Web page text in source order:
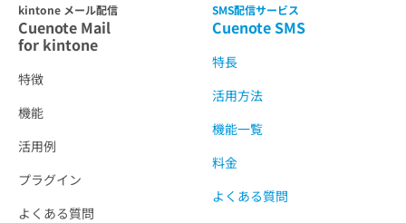
kintone メール配信
Cuenote Mail
for kintone
特徴
機能
活用例
プラグイン
よくある質問
SMS配信サービス
Cuenote SMS
特長
活用方法
機能一覧
料金
よくある質問